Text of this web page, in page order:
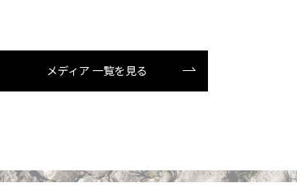
メディア 一覧を見る